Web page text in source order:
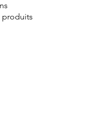
produits